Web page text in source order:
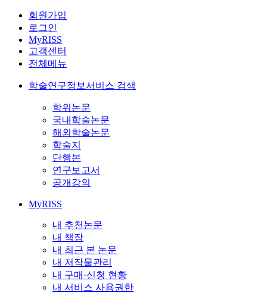
회원가입
로그인
MyRISS
고객센터
전체메뉴
학술연구정보서비스 검색
학위논문
국내학술논문
해외학술논문
학술지
단행본
연구보고서
공개강의
MyRISS
내 추천논문
내 책장
내 최근 본 논문
내 저작물관리
내 구매·신청 현황
내 서비스 사용권한